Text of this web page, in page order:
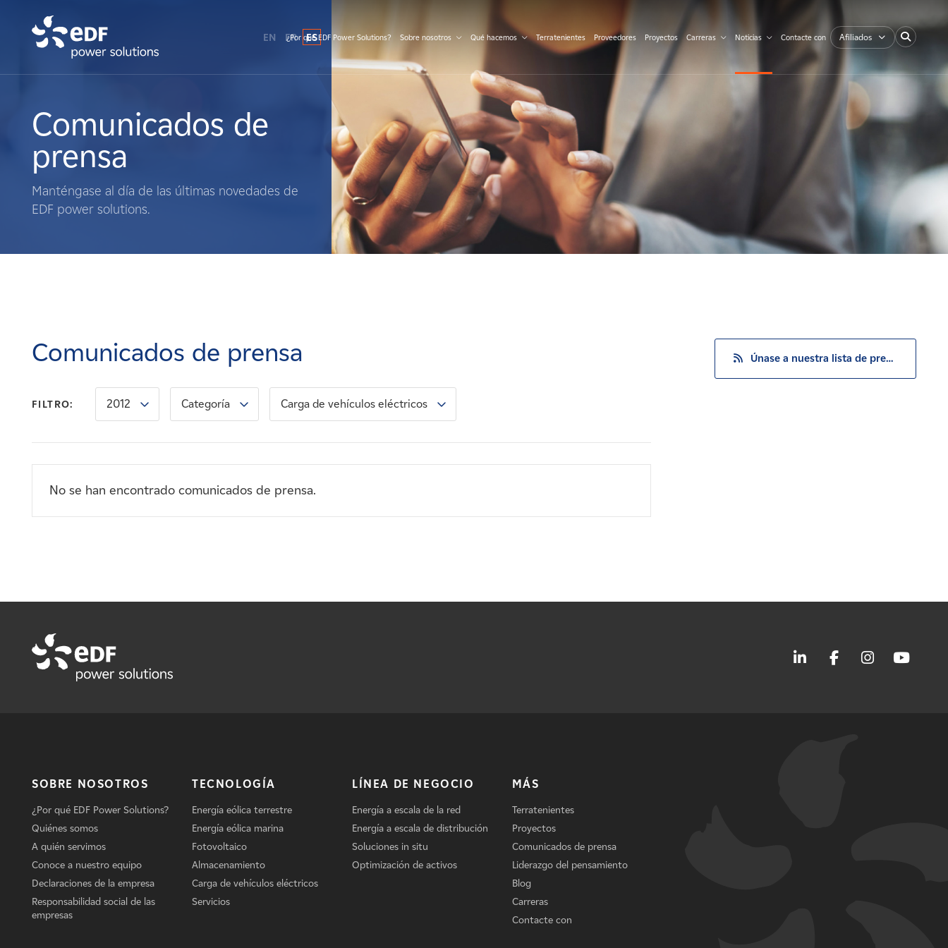
Qué hacemos
Terratenientes
Noticias
Contacte con
EN FR ES
¿Por qué EDF Power Solutions? Sobre nosotros Qué hacemos Terratenientes Proveedores Proyectos Carreras Noticias Contacte con Afiliados
Comunicados de
prensa
Manténgase al día de las últimas novedades de
EDF power solutions.
Comunicados de prensa
FILTRO: 2012 Categoría Carga de vehículos eléctricos
No se han encontrado comunicados de prensa.
Únase a nuestra lista de prensa
SOBRE NOSOTROS
¿Por qué EDF Power Solutions?
Quiénes somos
A quién servimos
Conoce a nuestro equipo
Declaraciones de la empresa
Responsabilidad social de las
empresas
TECNOLOGÍA
Energía eólica terrestre
Energía eólica marina
Fotovoltaico
Almacenamiento
Carga de vehículos eléctricos
Servicios
LÍNEA DE NEGOCIO
Energía a escala de la red
Energía a escala de distribución
Soluciones in situ
Optimización de activos
MÁS
Terratenientes
Proyectos
Comunicados de prensa
Liderazgo del pensamiento
Blog
Carreras
Contacte con